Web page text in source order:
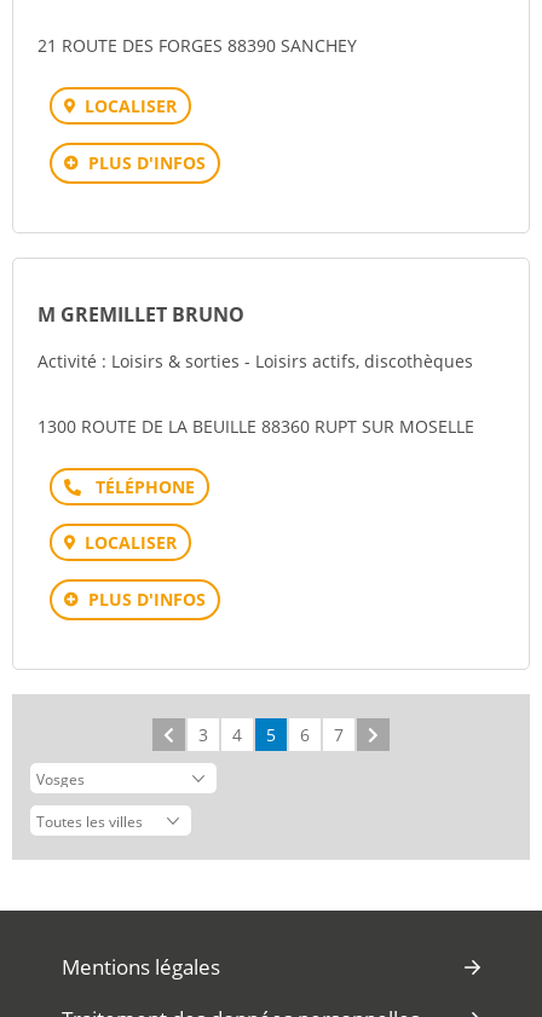
21 ROUTE DES FORGES 88390 SANCHEY
LOCALISER
PLUS D'INFOS
M GREMILLET BRUNO
Activité : Loisirs & sorties - Loisirs actifs, discothèques
1300 ROUTE DE LA BEUILLE 88360 RUPT SUR MOSELLE
Téléphone
LOCALISER
PLUS D'INFOS
Précédent
3 4 5 6 7
Mentions légales